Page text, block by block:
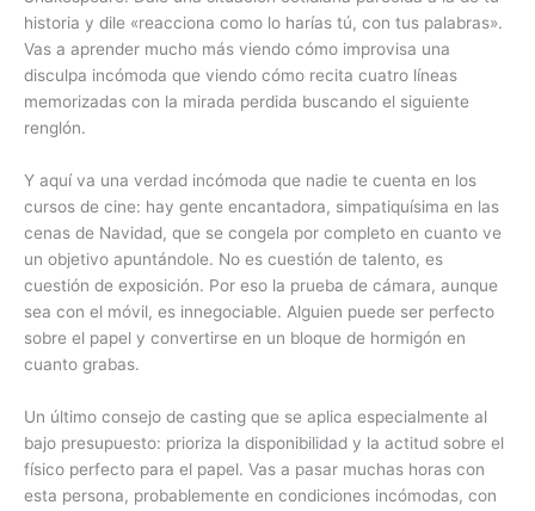
historia y dile «reacciona como lo harías tú, con tus palabras».
Vas a aprender mucho más viendo cómo improvisa una
disculpa incómoda que viendo cómo recita cuatro líneas
memorizadas con la mirada perdida buscando el siguiente
renglón.
Y aquí va una verdad incómoda que nadie te cuenta en los
cursos de cine: hay gente encantadora, simpatiquísima en las
cenas de Navidad, que se congela por completo en cuanto ve
un objetivo apuntándole. No es cuestión de talento, es
cuestión de exposición. Por eso la prueba de cámara, aunque
sea con el móvil, es innegociable. Alguien puede ser perfecto
sobre el papel y convertirse en un bloque de hormigón en
cuanto grabas.
Un último consejo de casting que se aplica especialmente al
bajo presupuesto: prioriza la disponibilidad y la actitud sobre el
físico perfecto para el papel. Vas a pasar muchas horas con
esta persona, probablemente en condiciones incómodas, con